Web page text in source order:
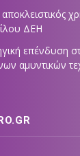
ΔΕΗ
επένδυση
αμυντικών